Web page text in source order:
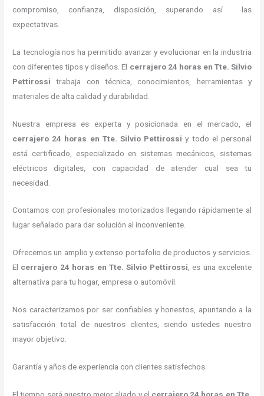
compromiso, confianza, disposición, superando así las
expectativas.
La tecnología nos ha permitido avanzar y evolucionar en la industria
con diferentes tipos y diseños. El cerrajero 24 horas en Tte. Silvio
Pettirossi trabaja con técnica, conocimientos, herramientas y
materiales de alta calidad y durabilidad.
Nuestra empresa es experta y posicionada en el mercado, el
cerrajero 24 horas en Tte. Silvio Pettirossi y todo el personal
está certificado, especializado en sistemas mecánicos, sistemas
eléctricos digitales, con capacidad de atender cual sea tu
necesidad.
Contamos con profesionales motorizados llegando rápidamente al
lugar señalado para dar solución al inconveniente.
Ofrecemos un amplio y extenso portafolio de productos y servicios.
El cerrajero 24 horas en Tte. Silvio Pettirossi, es una excelente
alternativa para tu hogar, empresa o automóvil.
Nos caracterizamos por ser confiables y honestos, apuntando a la
satisfacción total de nuestros clientes, siendo ustedes nuestro
mayor objetivo.
Garantía y años de experiencia con clientes satisfechos.